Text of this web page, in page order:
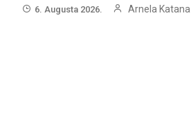
6. Augusta 2026. Arnela Katana